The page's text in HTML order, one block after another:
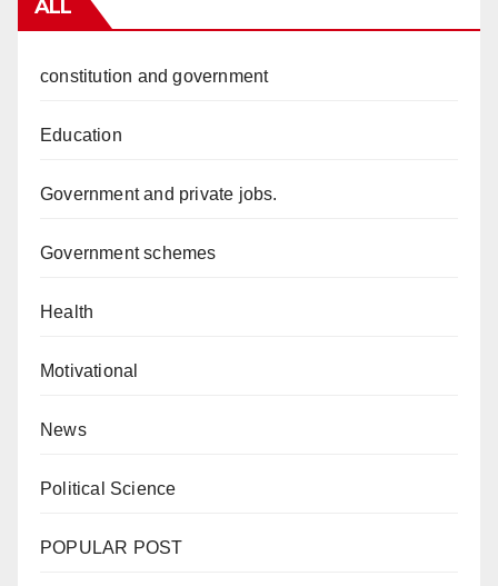
ALL
constitution and government
Education
Government and private jobs.
Government schemes
Health
Motivational
News
Political Science
POPULAR POST